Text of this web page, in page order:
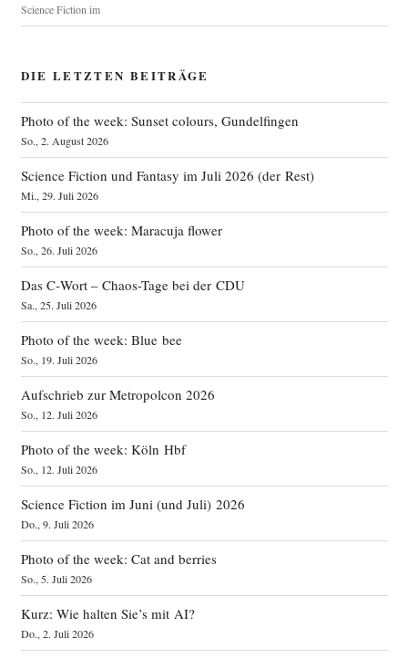
Science Fiction im
DIE LETZTEN BEITRÄGE
Photo of the week: Sunset colours, Gundelfingen
So., 2. August 2026
Science Fiction und Fantasy im Juli 2026 (der Rest)
Mi., 29. Juli 2026
Photo of the week: Maracuja flower
So., 26. Juli 2026
Das C‑Wort – Chaos-Tage bei der CDU
Sa., 25. Juli 2026
Photo of the week: Blue bee
So., 19. Juli 2026
Aufschrieb zur Metropolcon 2026
So., 12. Juli 2026
Photo of the week: Köln Hbf
So., 12. Juli 2026
Science Fiction im Juni (und Juli) 2026
Do., 9. Juli 2026
Photo of the week: Cat and berries
So., 5. Juli 2026
Kurz: Wie halten Sie’s mit AI?
Do., 2. Juli 2026